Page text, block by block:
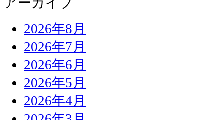
2026年8月
2026年7月
2026年6月
2026年5月
2026年4月